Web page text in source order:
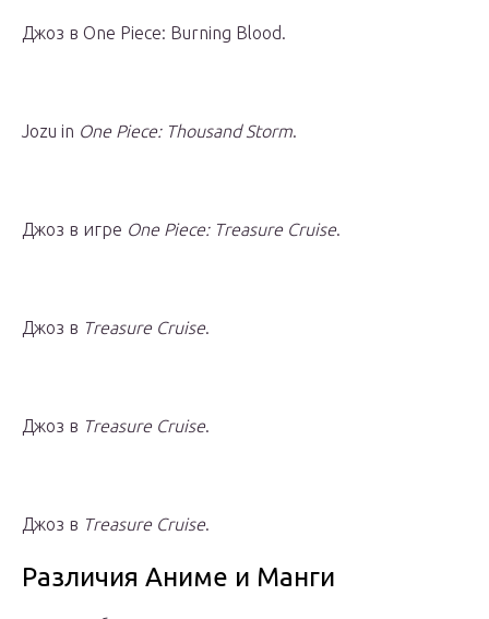
Джоз в One Piece: Burning Blood.
Jozu in One Piece: Thousand Storm.
Джоз в игре One Piece: Treasure Cruise.
Джоз в Treasure Cruise.
Джоз в Treasure Cruise.
Джоз в Treasure Cruise.
Различия Аниме и Манги